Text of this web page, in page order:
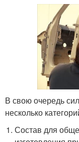
В свою очередь
несколько
Состав для